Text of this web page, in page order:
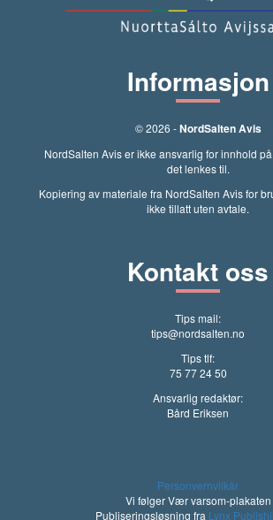
Informasjon
© 2026 -NordSalten Avis
NordSalten Avis er ikke ansvarlig for innhold
det lenkes til.
Kopiering av materiale fra NordSalten Avis for
ikke tillatt uten avtale.
Kontakt oss
Tips mail:
tips@nordsalten.no
Tips tlf:
75 77 24 50
Ansvarlig redaktør:
Bård Eriksen
Personvernvilkår
Vi følger Vær varsom-plakaten
Publiseringsløsning fra Lynx